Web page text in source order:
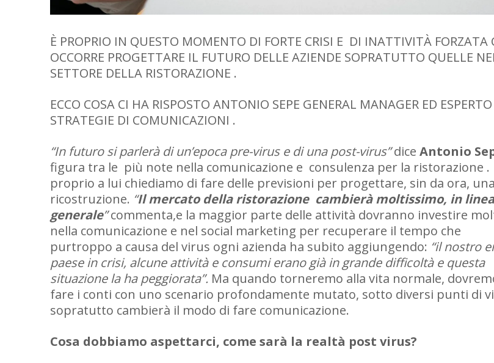
È PROPRIO IN QUESTO MOMENTO DI FORTE CRISI E DI INATTIVITÀ FORZATA
OCCORRE PROGETTARE IL FUTURO DELLE AZIENDE SOPRATUTTO QUELLE
SETTORE DELLA RISTORAZIONE .
ECCO COSA CI HA RISPOSTO ANTONIO SEPE GENERAL MANAGER ED
STRATEGIE DI COMUNICAZIONI .
“In futuro si parlerà di un’epoca pre-virus e di una post-virus”dice Antonio
figura tra le più note nella comunicazione e consulenza per la ristorazione .
proprio a lui chiediamo di fare delle previsioni per progettare, sin da ora, una
ricostruzione. “Il mercato della ristorazione cambierà moltissimo, in linea
generale”commenta,e la maggior parte delle attività dovranno investire
nella comunicazione e nel social marketing per recuperare il tempo che
purtroppo a causa del virus ogni azienda ha subito aggiungendo: “il nostro
paese in crisi, alcune attività e consumi erano già in grande difficoltà e questa
situazione la ha peggiorata”. Ma quando torneremo alla vita normale,
fare i conti con uno scenario profondamente mutato, sotto diversi punti di
sopratutto cambierà il modo di fare comunicazione.
Cosa dobbiamo aspettarci, come sarà la realtà post virus?